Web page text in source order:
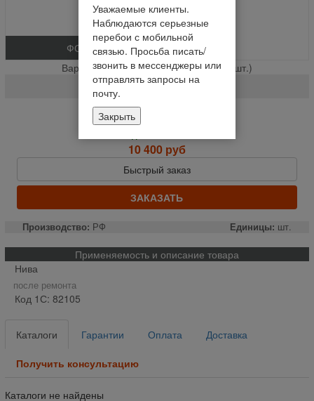
ФОТО
Вариатор хода стар. обр. ремонт**+ (шт.)
44-1-2-1Р
Нет в наличии
10 400 руб
Быстрый заказ
ЗАКАЗАТЬ
Производство: РФ Единицы: шт.
Применяемость и описание товара
Нива
после ремонта
Код 1С: 82105
Каталоги Гарантии Оплата Доставка
Получить консультацию
Каталоги не найдены
Уважаемые клиенты.
Наблюдаются серьезные
перебои с мобильной
связью. Просьба писать/
звонить в мессенджеры или
отправлять запросы на
почту.
Закрыть